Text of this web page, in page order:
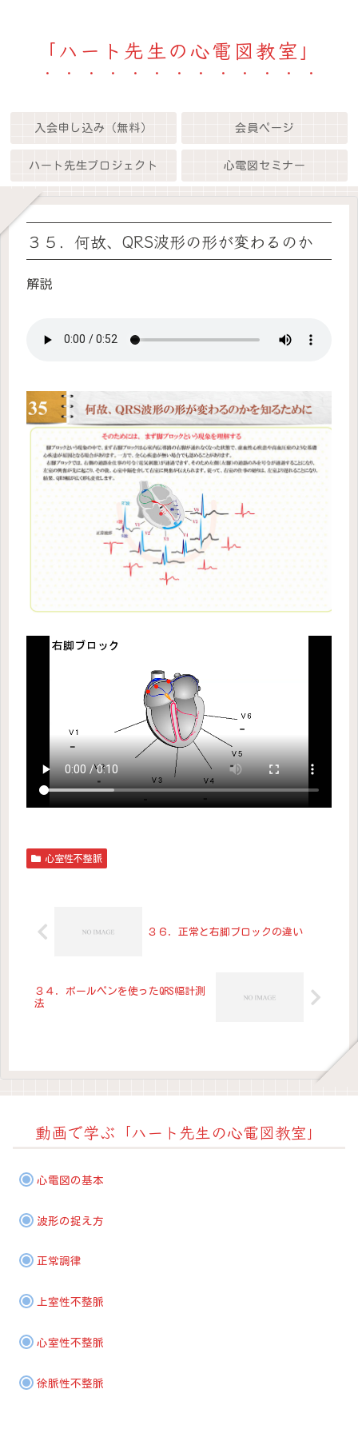
「ハート先生の心電図教室」
入会申し込み（無料） 会員ページ
ハート先生プロジェクト 心電図セミナー
３５．何故、QRS波形の形が変わるのか
解説
心室性不整脈
３６．正常と右脚ブロックの違い
３４．ボールペンを使ったQRS幅計測
法
動画で学ぶ「ハート先生の心電図教室」
心電図の基本
波形の捉え方
正常調律
上室性不整脈
心室性不整脈
徐脈性不整脈